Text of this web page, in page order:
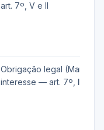
art. 7º, V e II
Obrigação legal (Marco
interesse — art. 7º, II e IX